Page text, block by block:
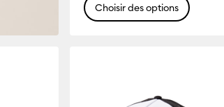
Choisir des options